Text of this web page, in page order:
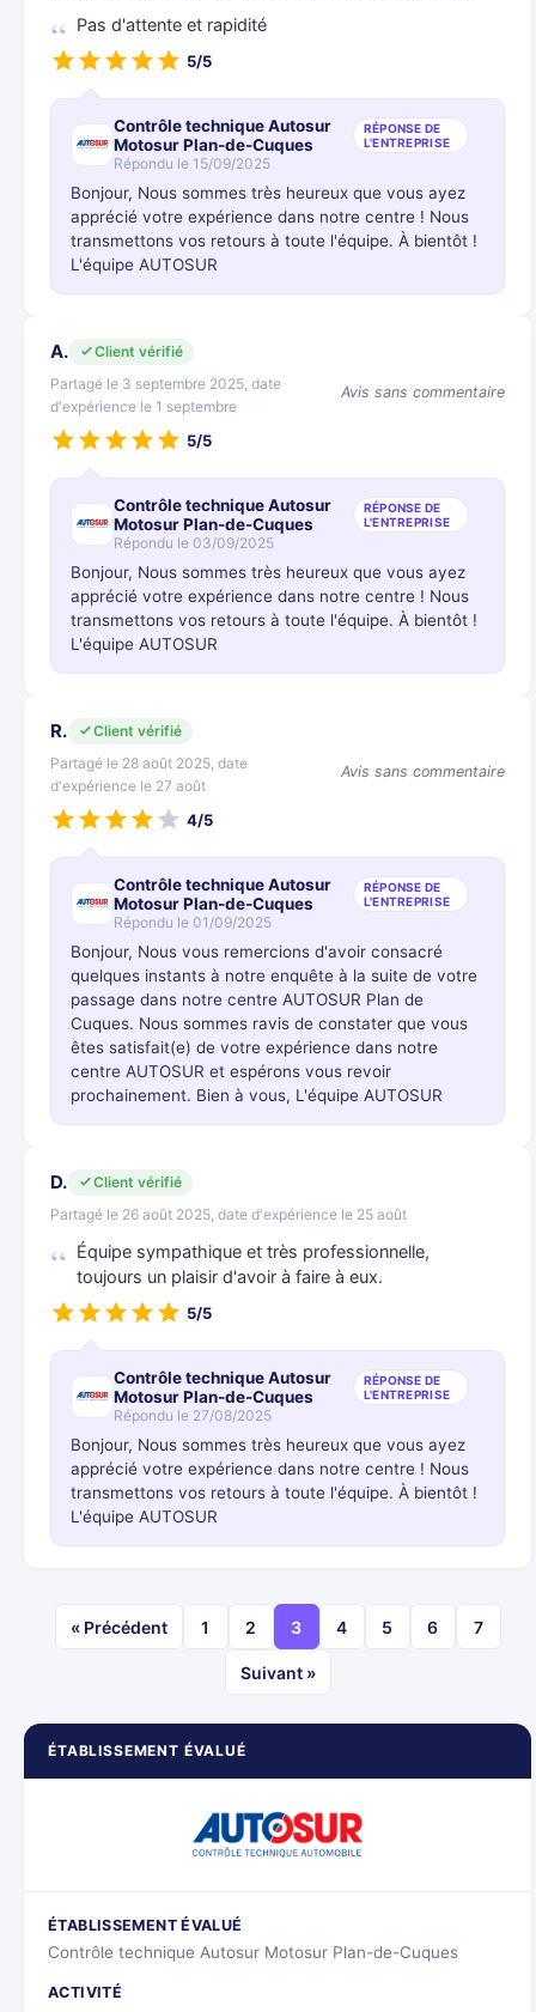
ÉTABLISSEMENT ÉVALUÉ
ÉTABLISSEMENT ÉVALUÉ
Contrôle technique Autosur Motosur Plan-de-Cuques
ACTIVITÉ
Pas d'attente et rapidité
5/5
Contrôle technique Autosur
Motosur Plan-de-Cuques
RÉPONSE DE
L'ENTREPRISE
Répondu le 15/09/2025
Bonjour, Nous sommes très heureux que vous ayez
apprécié votre expérience dans notre centre ! Nous
transmettons vos retours à toute l'équipe. À bientôt !
L'équipe AUTOSUR
A.
Client vérifié
Partagé le 3 septembre 2025, date
d'expérience le 1 septembre
Avis sans commentaire
5/5
Contrôle technique Autosur
Motosur Plan-de-Cuques
RÉPONSE DE
L'ENTREPRISE
Répondu le 03/09/2025
Bonjour, Nous sommes très heureux que vous ayez
apprécié votre expérience dans notre centre ! Nous
transmettons vos retours à toute l'équipe. À bientôt !
L'équipe AUTOSUR
R.
Client vérifié
Partagé le 28 août 2025, date
d'expérience le 27 août
Avis sans commentaire
4/5
Contrôle technique Autosur
Motosur Plan-de-Cuques
RÉPONSE DE
L'ENTREPRISE
Répondu le 01/09/2025
Bonjour, Nous vous remercions d'avoir consacré
quelques instants à notre enquête à la suite de votre
passage dans notre centre AUTOSUR Plan de
Cuques. Nous sommes ravis de constater que vous
êtes satisfait(e) de votre expérience dans notre
centre AUTOSUR et espérons vous revoir
prochainement. Bien à vous, L'équipe AUTOSUR
D.
Client vérifié
Partagé le 26 août 2025, date d'expérience le 25 août
Équipe sympathique et très professionnelle,
toujours un plaisir d'avoir à faire à eux.
5/5
Contrôle technique Autosur
Motosur Plan-de-Cuques
RÉPONSE DE
L'ENTREPRISE
Répondu le 27/08/2025
Bonjour, Nous sommes très heureux que vous ayez
apprécié votre expérience dans notre centre ! Nous
transmettons vos retours à toute l'équipe. À bientôt !
L'équipe AUTOSUR
« Précédent 1 2 3 4 5 6 7
Suivant »